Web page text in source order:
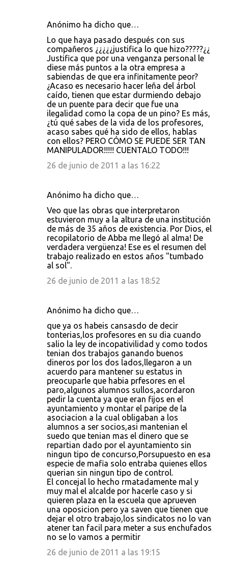
Anónimo ha dicho que…
Lo que haya pasado después con sus
compañeros ¿¿¿¿¿justifica lo que hizo?????¿¿
Justifica que por una venganza personal le
diese más puntos a la otra empresa a
sabiendas de que era infinitamente peor?
¿Acaso es necesario hacer leña del árbol
caído, tienen que estar durmiendo debajo
de un puente para decir que fue una
ilegalidad como la copa de un pino? Es más,
¿tú qué sabes de la vida de los profesores,
acaso sabes qué ha sido de ellos, hablas
con ellos? PERO CÓMO SE PUEDE SER TAN
MANIPULADOR!!!!! CUENTALO TODO!!!
26 de junio de 2011 a las 16:22
Anónimo ha dicho que…
Veo que las obras que interpretaron
estuvieron muy a la altura de una institución
de más de 35 años de existencia. Por Dios, el
recopilatorio de Abba me llegó al alma! De
verdadera vergüenza! Ese es el resumen del
trabajo realizado en estos años "tumbado
al sol".
26 de junio de 2011 a las 18:52
Anónimo ha dicho que…
que ya os habeis cansasdo de decir
tonterias,los profesores en su dia cuando
salio la ley de incopativilidad y como todos
tenian dos trabajos ganando buenos
dineros por los dos lados,llegaron a un
acuerdo para mantener su estatus in
preocuparle que habia prfesores en el
paro,algunos alumnos sullos,acordaron
pedir la cuenta ya que eran fijos en el
ayuntamiento y montar el paripe de la
asociacion a la cual obligaban a los
alumnos a ser socios,asi mantenian el
suedo que tenian mas el dinero que se
repartian dado por el ayuntamiento sin
ningun tipo de concurso,Porsupuesto en esa
especie de mafia solo entraba quienes ellos
querian sin ningun tipo de control.
El concejal lo hecho rmatadamente mal y
muy mal el alcalde por hacerle caso y si
quieren plaza en la escuela que aprueven
una oposicion pero ya saven que tienen que
dejar el otro trabajo,los sindicatos no lo van
atener tan facil para meter a sus enchufados
no se lo vamos a permitir
26 de junio de 2011 a las 19:15